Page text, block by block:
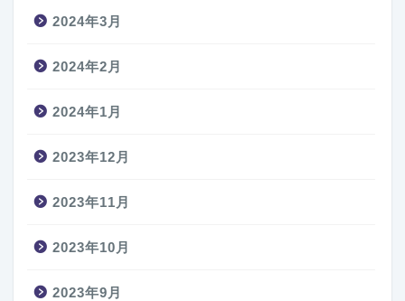
2024年3月
2024年2月
2024年1月
2023年12月
2023年11月
2023年10月
2023年9月